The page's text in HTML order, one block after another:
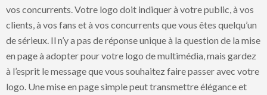
vos concurrents. Votre logo doit indiquer à votre public, à vos
clients, à vos fans et à vos concurrents que vous êtes quelqu’un
de sérieux. Il n’y a pas de réponse unique à la question de la mise
en page à adopter pour votre logo de multimédia, mais gardez
à l’esprit le message que vous souhaitez faire passer avec votre
logo. Une mise en page simple peut transmettre élégance et